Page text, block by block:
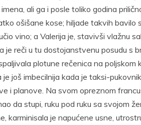
ali ga i posle toliko godina
ošišane kose; hiljade takvih bavilo
vino; a Valerija je, stavivši vlažnu
je reči u tu dostojanstvenu posudu s
plotune rečenica na poljskom
još imbecilnija kada je taksi-
i planove. Na svom opreznom
da stupi, ruku pod ruku sa svojom
karminisala je napućene usne,